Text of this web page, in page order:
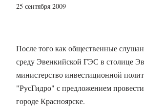
25 сентября 2009
После того как общественные
среду Эвенкийской ГЭС в столице
министерство инвестиционной
"РусГидро" с предложением
городе Красноярске.